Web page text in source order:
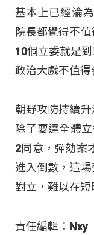
基本上已經淪
院長都覺得不
10個立委就是
政治大戲不值
朝野攻防持續
除了要達全體
2同意，彈劾案
進入倒數，這
對立，難以在短
責任編輯：Nxy